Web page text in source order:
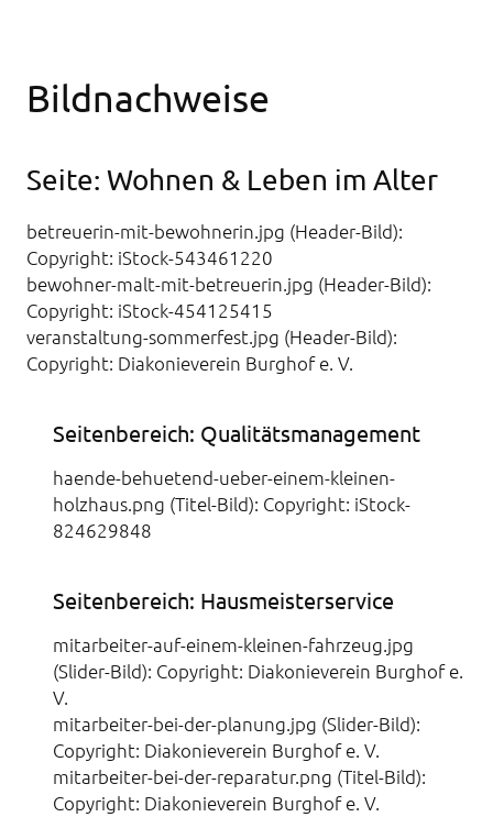
Bildnachweise
Seite: Wohnen & Leben im Alter
betreuerin-mit-bewohnerin.jpg (Header-Bild):
Copyright: iStock-543461220
bewohner-malt-mit-betreuerin.jpg (Header-Bild):
Copyright: iStock-454125415
veranstaltung-sommerfest.jpg (Header-Bild):
Copyright: Diakonieverein Burghof e. V.
Seitenbereich: Qualitätsmanagement
haende-behuetend-ueber-einem-kleinen-
holzhaus.png (Titel-Bild): Copyright: iStock-
824629848
Seitenbereich: Hausmeisterservice
mitarbeiter-auf-einem-kleinen-fahrzeug.jpg
(Slider-Bild): Copyright: Diakonieverein Burghof e.
V.
mitarbeiter-bei-der-planung.jpg (Slider-Bild):
Copyright: Diakonieverein Burghof e. V.
mitarbeiter-bei-der-reparatur.png (Titel-Bild):
Copyright: Diakonieverein Burghof e. V.